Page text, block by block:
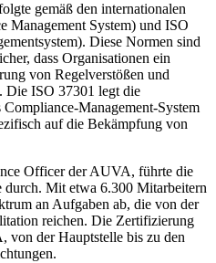
gemäß den internationalen
Management System) und ISO
Diese Normen sind
dass Organisationen ein
von Regelverstößen und
Die ISO 37301 legt die
Management-System
auf die Bekämpfung von
Officer der AUVA, führte die
durch. Mit etwa 6.300 Mitarbeitern
an Aufgaben ab, die von der
reichen. Die Zertifizierung
von der Hauptstelle bis zu den